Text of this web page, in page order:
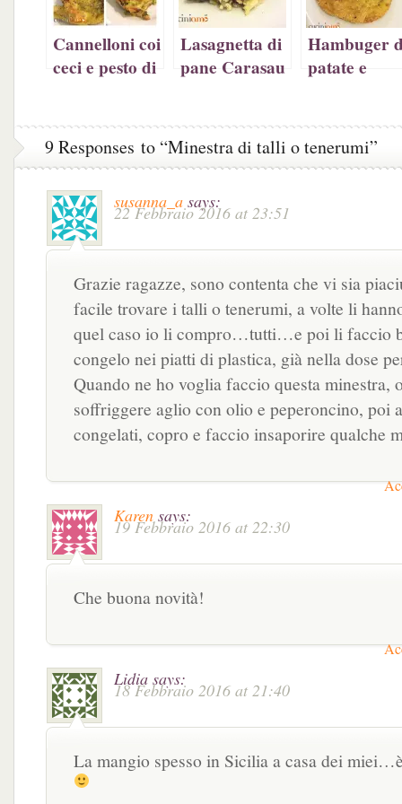
Cannelloni coi
ceci e pesto di
Lasagnetta di
pane Carasau
Hambuger
patate e
9 Responses to “Minestra di talli o tenerumi”
susanna_a says:
22 Febbraio 2016 at 23:51
Grazie ragazze, sono contenta che vi sia
facile trovare i talli o tenerumi, a volte li
quel caso io li compro…tutti…e poi li faccio
congelo nei piatti di plastica, già nella dose
Quando ne ho voglia faccio questa minestra,
soffriggere aglio con olio e peperoncino, poi
congelati, copro e faccio insaporire qualche
Karen says:
19 Febbraio 2016 at 22:30
Che buona novità!
Lidia says:
18 Febbraio 2016 at 21:40
La mangio spesso in Sicilia a casa dei